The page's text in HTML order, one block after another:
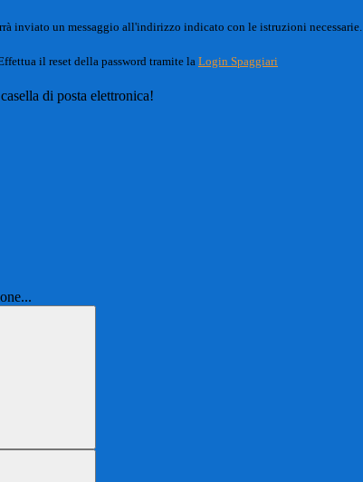
inviato un messaggio all'indirizzo indicato con le istruzioni necessarie.
il reset della password tramite la Login Spaggiari
di posta elettronica!